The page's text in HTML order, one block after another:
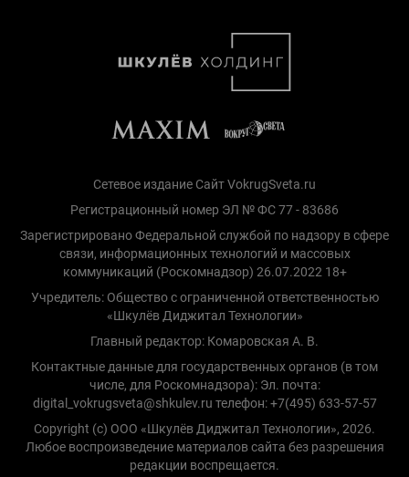
Сетевое издание Сайт VokrugSveta.ru
Регистрационный номер ЭЛ № ФС 77 - 83686
Зарегистрировано Федеральной службой по надзору в сфере
связи, информационных технологий и массовых
коммуникаций (Роскомнадзор) 26.07.2022 18+
Учредитель: Общество с ограниченной ответственностью
«Шкулёв Диджитал Технологии»
Главный редактор: Комаровская А. В.
Контактные данные для государственных органов (в том
числе, для Роскомнадзора): Эл. почта:
digital_vokrugsveta@shkulev.ru телефон: +7(495) 633-57-57
Copyright (с) ООО «Шкулёв Диджитал Технологии», 2026.
Любое воспроизведение материалов сайта без разрешения
редакции воспрещается.